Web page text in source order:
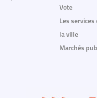
Vote
Les services
la ville
Marchés